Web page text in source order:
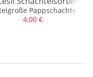
Pappschachtel
4,00 €